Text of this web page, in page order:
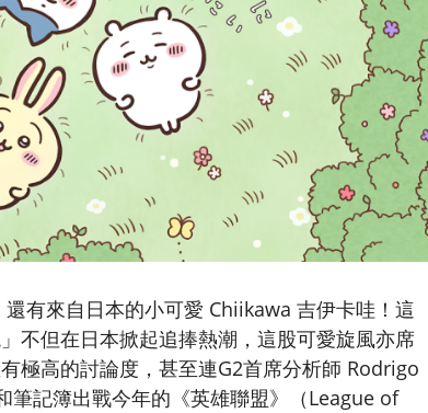
還有來自日本的小可愛 Chiikawa 吉伊卡哇！這
不但在日本掀起追捧熱潮，這股可愛旋風亦席
極高的討論度，甚至連G2首席分析師 Rodrigo
記簿出戰今年的《英雄聯盟》（League of